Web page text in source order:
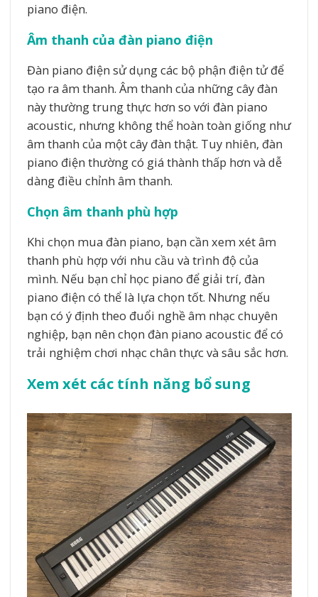
piano điện.
Âm thanh của đàn piano điện
Đàn piano điện sử dụng các bộ phận điện tử để
tạo ra âm thanh. Âm thanh của những cây đàn
này thường trung thực hơn so với đàn piano
acoustic, nhưng không thể hoàn toàn giống như
âm thanh của một cây đàn thật. Tuy nhiên, đàn
piano điện thường có giá thành thấp hơn và dễ
dàng điều chỉnh âm thanh.
Chọn âm thanh phù hợp
Khi chọn mua đàn piano, bạn cần xem xét âm
thanh phù hợp với nhu cầu và trình độ của
mình. Nếu bạn chỉ học piano để giải trí, đàn
piano điện có thể là lựa chọn tốt. Nhưng nếu
bạn có ý định theo đuổi nghề âm nhạc chuyên
nghiệp, bạn nên chọn đàn piano acoustic để có
trải nghiệm chơi nhạc chân thực và sâu sắc hơn.
Xem xét các tính năng bổ sung